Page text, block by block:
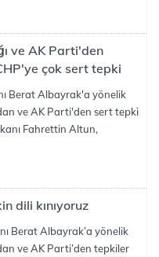
ve AK Parti'den
çok sert tepki
Berat Albayrak'a yönelik
ve AK Parti'den sert tepki
Fahrettin Altun,
dili kınıyoruz
Berat Albayrak’a yönelik
ve AK Parti’den tepkiler